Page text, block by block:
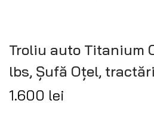
Troliu auto Titanium
lbs, Șufă Oțel,
1.600 lei